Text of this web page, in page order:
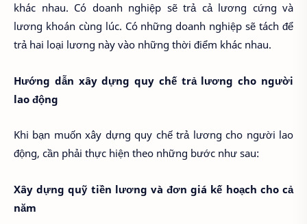
khác nhau. Có doanh nghiệp sẽ trả cả lương cứng và
lương khoán cùng lúc. Có những doanh nghiệp sẽ tách để
trả hai loại lương này vào những thời điểm khác nhau.
Hướng dẫn xây dựng quy chế trả lương cho người
lao động
Khi bạn muốn xây dựng quy chế trả lương cho người lao
động, cần phải thực hiện theo những bước như sau:
Xây dựng quỹ tiền lương và đơn giá kế hoạch cho cả
năm